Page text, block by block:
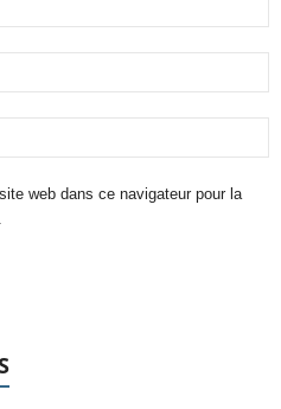
web dans ce navigateur pour la